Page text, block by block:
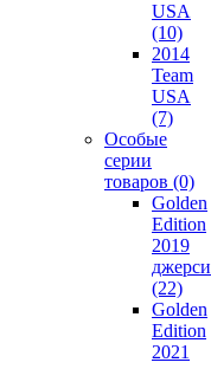
USA
(10)
2014
Team
USA
(7)
Особые
серии
товаров (0)
Golden
Edition
2019
джерси
(22)
Golden
Edition
2021